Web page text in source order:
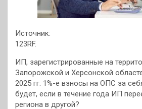
Источник:
123RF.
ИП, зарегистрированные на
Запорожской и Херсонской
2025 гг. 1%-е взносы на ОПС за
будет, если в течение года ИП
региона в другой?